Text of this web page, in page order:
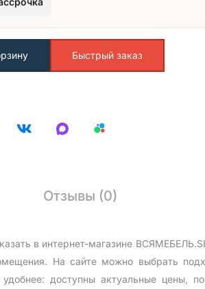
Быстрый заказ
Отзывы (0)
в интернет-магазине
На сайте можно выбрать
доступны актуальные цены,